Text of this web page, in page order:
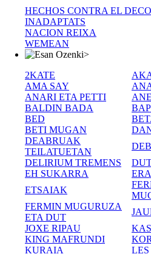
HECHOS CONTRA EL
INADAPTATS
NACION REIXA
WEMEAN
>
2KATE
AMA SAY
ANARI ETA PETTI
BALDIN BADA
BED
BETI MUGAN
DEABRUAK
TEILATUETAN
DELIRIUM TREMENS
EH SUKARRA
ETSAIAK
FERMIN MUGURUZA
ETA DUT
JOXE RIPAU
KING MAFRUNDI
KURAIA